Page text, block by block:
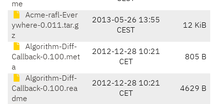
me
Acme-rafl-Ever
ywhere-0.011.tar.g
z
2013-05-26 13:55
CEST
12 KiB
Algorithm-Diff-
Callback-0.100.met
a
2012-12-28 10:21
CET
805 B
Algorithm-Diff-
Callback-0.100.rea
dme
2012-12-28 10:21
CET
4629 B